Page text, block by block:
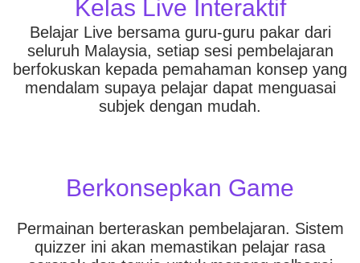
Kelas Live Interaktif
Belajar Live bersama guru-guru pakar dari
seluruh Malaysia, setiap sesi pembelajaran
berfokuskan kepada pemahaman konsep yang
mendalam supaya pelajar dapat menguasai
subjek dengan mudah.
Berkonsepkan Game
Permainan berteraskan pembelajaran. Sistem
quizzer ini akan memastikan pelajar rasa